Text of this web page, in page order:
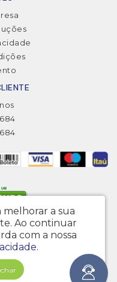
20.222.646/0001-20
4568 - Vila do Encontro - São
001
melhorar a sua
Ao continuar
com a nossa
.